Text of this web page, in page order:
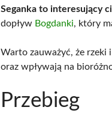
Seganka to interesujący
dopływ Bogdanki, który
Warto zauważyć, że rzeki
oraz wpływają na
Przebieg